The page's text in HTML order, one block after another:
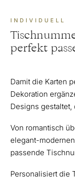
INDIVIDUELL
perfekt
Damit die Karten
Dekoration
Designs
Von romantisch
elegant-
passende
Personalisiert die